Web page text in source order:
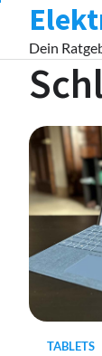
content
Dein
TABLETS